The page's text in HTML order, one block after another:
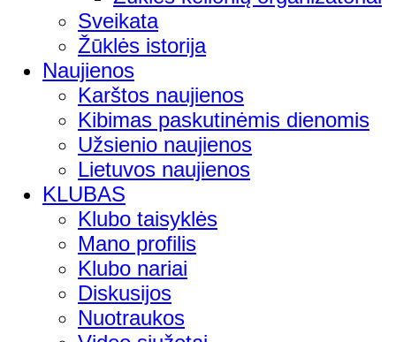
Sveikata
Žūklės istorija
Naujienos
Karštos naujienos
Kibimas paskutinėmis dienomis
Užsienio naujienos
Lietuvos naujienos
KLUBAS
Klubo taisyklės
Mano profilis
Klubo nariai
Diskusijos
Nuotraukos